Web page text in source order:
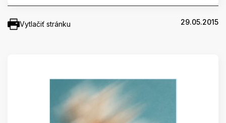
Vytlačiť stránku 29.05.2015